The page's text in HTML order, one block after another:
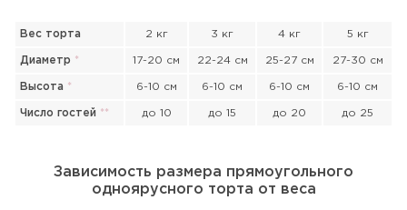
Вес торта 2 кг 3 кг 4 кг 5 кг
Диаметр * 17-20 см 22-24 см 25-27 см 27-30 см
Высота * 6-10 см 6-10 см 6-10 см 6-10 см
Число гостей ** до 10 до 15 до 20 до 25
Зависимость размера прямоугольного
одноярусного торта от веса